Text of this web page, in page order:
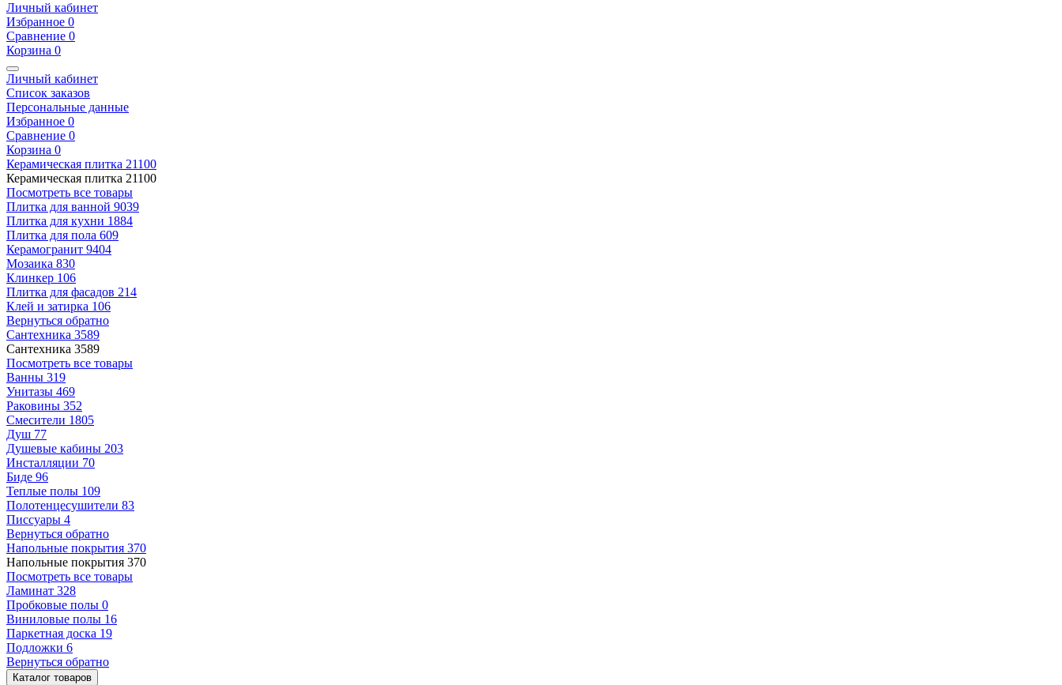
Личный кабинет
Избранное 0
Сравнение 0
Корзина 0
Личный кабинет
Список заказов
Персональные данные
Избранное 0
Сравнение 0
Корзина 0
Керамическая плитка 21100
Керамическая плитка 21100
Посмотреть все товары
Плитка для ванной 9039
Плитка для кухни 1884
Плитка для пола 609
Керамогранит 9404
Мозаика 830
Клинкер 106
Плитка для фасадов 214
Клей и затирка 106
Вернуться обратно
Сантехника 3589
Сантехника 3589
Посмотреть все товары
Ванны 319
Унитазы 469
Раковины 352
Смесители 1805
Душ 77
Душевые кабины 203
Инсталляции 70
Биде 96
Теплые полы 109
Полотенцесушители 83
Писсуары 4
Вернуться обратно
Напольные покрытия 370
Напольные покрытия 370
Посмотреть все товары
Ламинат 328
Пробковые полы 0
Виниловые полы 16
Паркетная доска 19
Подложки 6
Вернуться обратно
Каталог товаров